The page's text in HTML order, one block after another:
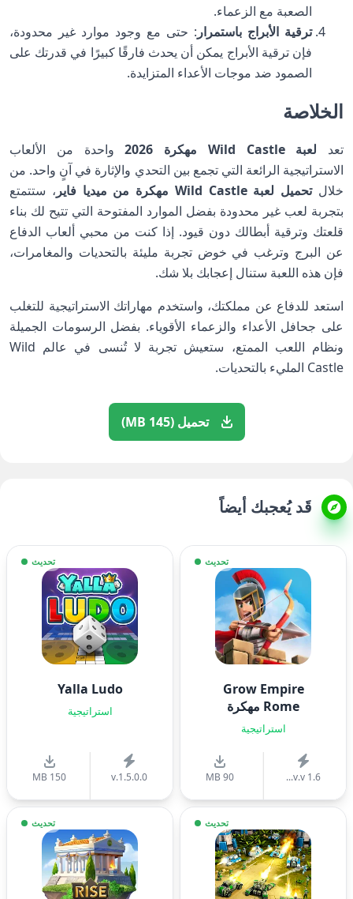
الصعبة مع الزعماء.
ترقية الأبراج باستمرار : حتى مع وجود موارد غير محدودة،
فإن ترقية الأبراج يمكن أن يحدث فارقًا كبيرًا في قدرتك على
الصمود ضد موجات الأعداء المتزايدة.
الخلاصة
تعد لعبة Wild Castle مهكرة 2026
واحدة من الألعاب
الاستراتيجية الرائعة التي تجمع بين التحدي والإثارة في آنٍ واحد. من
خلالتحميل لعبة Wild Castle مهكرة من ميديا فاير
، ستتمتع
بتجربة لعب غير محدودة بفضل الموارد المفتوحة التي تتيح لك بناء
قلعتك وترقية أبطالك دون قيود. إذا كنت من محبي ألعاب الدفاع
عن البرج وترغب في خوض تجربة مليئة بالتحديات والمغامرات،
فإن هذه اللعبة ستنال إعجابك بلا شك.
استعد للدفاع عن مملكتك، واستخدم مهاراتك الاستراتيجية للتغلب
على جحافل الأعداء والزعماء الأقوياء. بفضل الرسومات الجميلة
ونظام اللعب الممتع، ستعيش تجربة لا تُنسى في عالم Wild
Castle المليء بالتحديات.
تحميل (145 MB)
قَد يُعجبك أيضاً
تحديث
Grow Empire
Rome مهكرة
استراتيجية
v.v 1.6...
90 MB
تحديث
Yalla Ludo
استراتيجية
v.1.5.0.0
150 MB
تحديث تحديث